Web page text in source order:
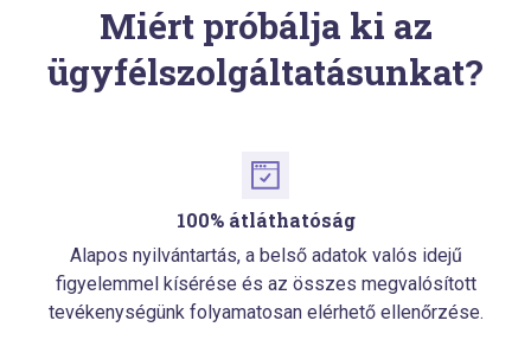
Miért próbálja ki az
ügyfélszolgáltatásunkat?
100% átláthatóság
Alapos nyilvántartás, a belső adatok valós idejű
figyelemmel kísérése és az összes megvalósított
tevékenységünk folyamatosan elérhető ellenőrzése.